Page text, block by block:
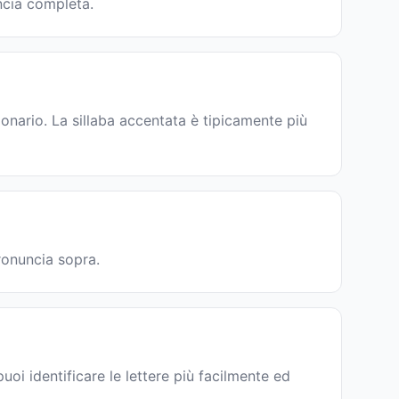
completa.
La sillaba accentata è tipicamente più
sopra.
identificare le lettere più facilmente ed